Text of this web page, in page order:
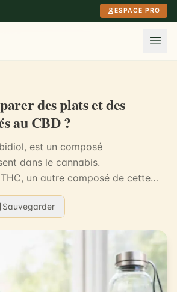
ESPACE PRO
des plats et des
au CBD ?
est un composé
dans le cannabis.
un autre composé de cette
d'effets psychoactifs et ne
Sauvegarder